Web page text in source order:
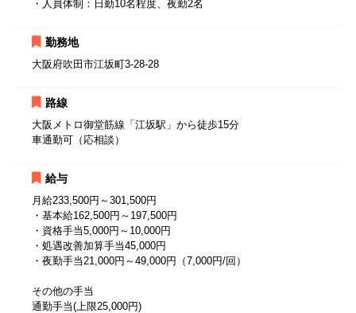
・人員体制：日勤10名程度、夜勤2名
勤務地
大阪府吹田市江坂町3-28-28
路線
大阪メトロ御堂筋線「江坂駅」から徒歩15分
車通勤可（応相談）
給与
月給233,500円～301,500円
・基本給162,500円～197,500円
・資格手当5,000円～10,000円
・処遇改善加算手当45,000円
・夜勤手当21,000円～49,000円（7,000円/回）
その他の手当
通勤手当(上限25,000円)